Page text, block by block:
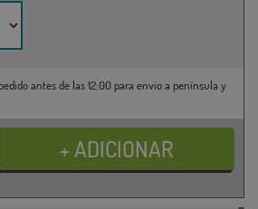
antes de las 12:00 para envío a península y